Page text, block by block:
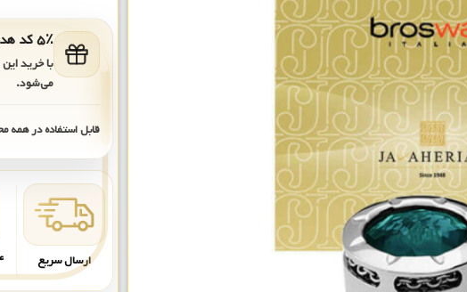
۵٪ کد هدیه برای خرید بعدی
با خرید
می‌شود.
قابل استفاده در همه
ارسال سریع